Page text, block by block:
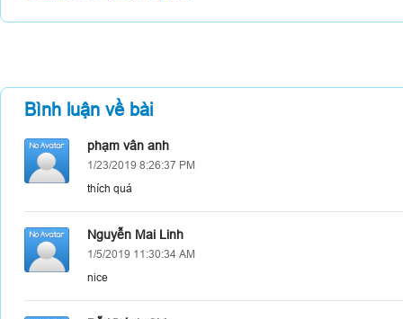
Bình luận về bài
phạm vân anh
1/23/2019 8:26:37 PM
thích quá
Nguyễn Mai Linh
1/5/2019 11:30:34 AM
nice